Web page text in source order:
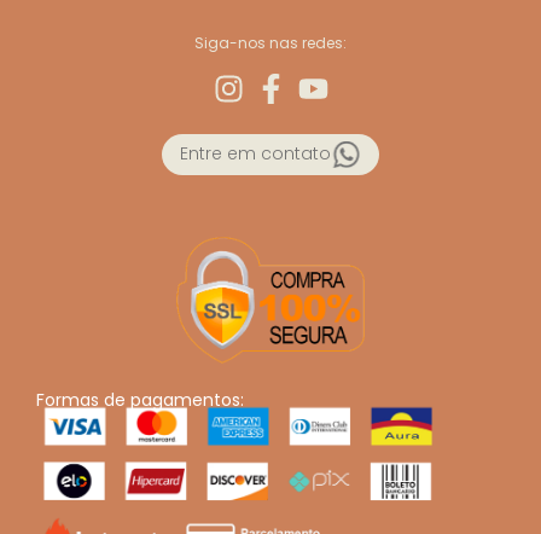
Siga-nos nas redes:
Entre em contato
Formas de pagamentos: